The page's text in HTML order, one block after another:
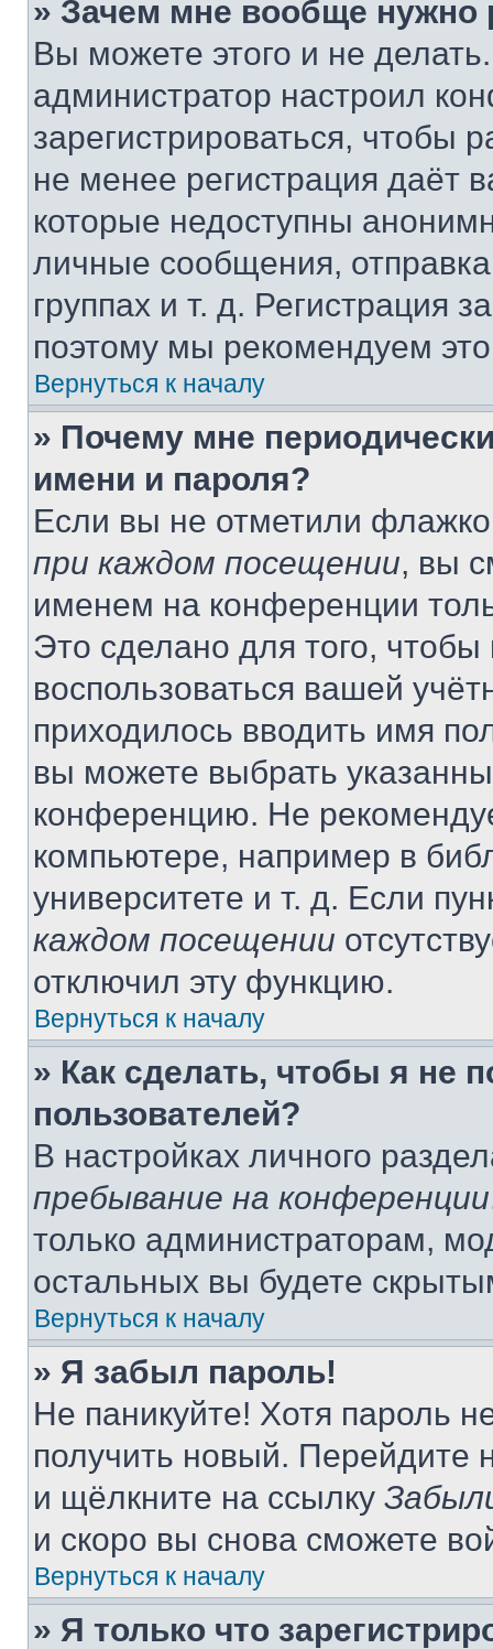
» Зачем мне вообще нужно
Вы можете этого и не
администратор настроил
зарегистрироваться, чтобы
не менее регистрация даёт
которые недоступны
личные сообщения,
группах и т. д. Регистрация
поэтому мы рекомендуем
Вернуться к началу
» Почему мне
имени и пароля?
Если вы не отметили
при каждом посещении, вы
именем на конференции
Это сделано для того, чтобы
воспользоваться вашей
приходилось вводить имя
вы можете выбрать
конференцию. Не
компьютере, например в
университете и т. д. Если
каждом посещении
отключил эту функцию.
Вернуться к началу
» Как сделать, чтобы я не
пользователей?
В настройках личного
пребывание на конференции
только администраторам,
остальных вы будете
Вернуться к началу
» Я забыл пароль!
Не паникуйте! Хотя пароль
получить новый. Перейдите
и щёлкните на ссылку
и скоро вы снова сможете
Вернуться к началу
» Я только что